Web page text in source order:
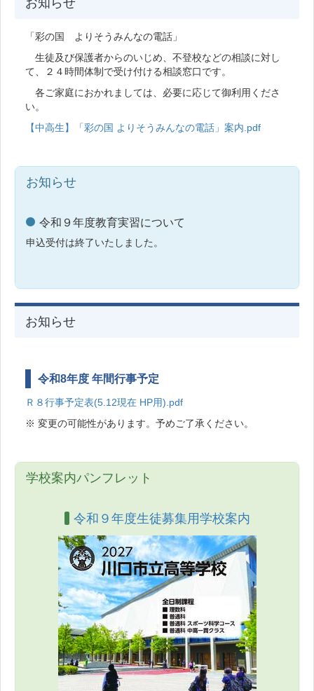
「彩の国 よりそうみんなの電話」
生徒及び保護者からのいじめ、不登校などの相談に対し
て、２４時間体制で受け付ける相談窓口です。
各ご家庭におかれましては、必要に応じて御利用くださ
い。
【中高生】「彩の国 よりそうみんなの電話」案内.pdf
お知らせ
令和９年度教育実習について
申込受付は終了いたしました。
お知らせ
令和8年度 年間行事予定
Ｒ８行事予定表(5.12現在 HP用).pdf
※ 変更の可能性があります。予めご了承ください。
学校案内パンフレット
令和９年度生徒募集用学校案内